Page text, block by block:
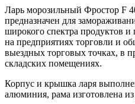
Ларь морозильный Фростор F
предназначен для
широкого спектра продуктов и
на предприятиях торговли и
выездных торговых точках, в
складских помещениях.
Корпус и крышка ларя
алюминия, рама изготовлена